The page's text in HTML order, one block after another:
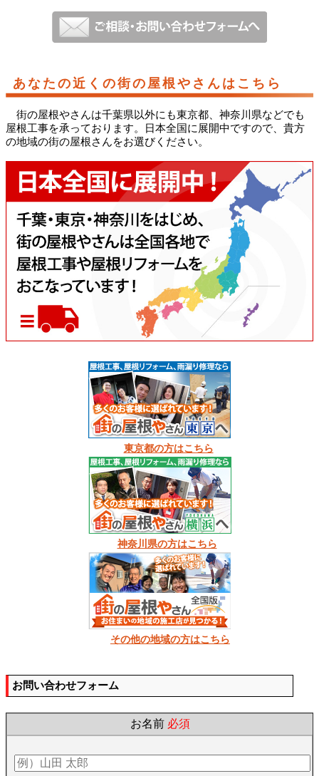
あなたの近くの街の屋根やさんはこちら
街の屋根やさんは千葉県以外にも東京都、神奈川県などでも
屋根工事を承っております。日本全国に展開中ですので、貴方
の地域の街の屋根さんをお選びください。
東京都の方はこちら
神奈川県の方はこちら
その他の地域の方はこちら
お問い合わせフォーム
お名前 必須